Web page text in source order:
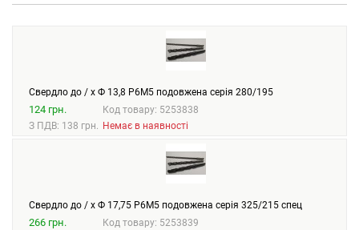
Свердло до / х Ф 13,8 Р6М5 подовжена серія 280/195
124 грн.
З ПДВ: 138 грн.
Код товару: 5253838
Немає в наявності
Свердло до / х Ф 17,75 Р6М5 подовжена серія 325/215 спец
266 грн.
Код товару: 5253839